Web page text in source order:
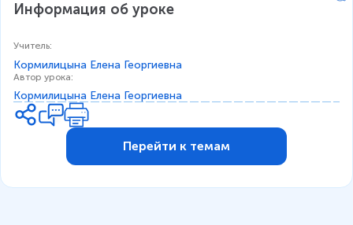
Информация об уроке
Учитель:
Кормилицына Елена Георгиевна
Автор урока:
Кормилицына Елена Георгиевна
Перейти к темам